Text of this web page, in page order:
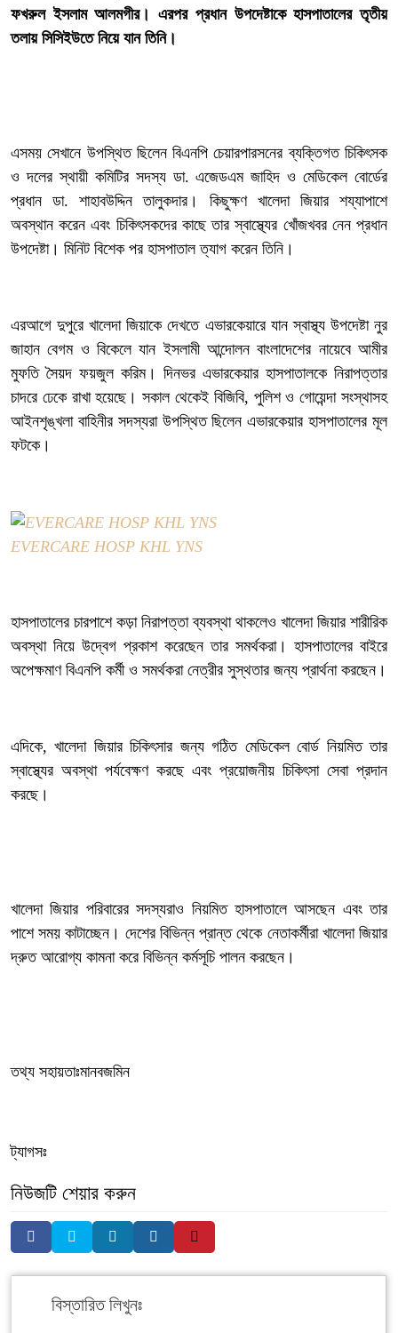
ফখরুল ইসলাম আলমগীর। এরপর প্রধান উপদেষ্টাকে হাসপাতালের তৃতীয়
তলায় সিসিইউতে নিয়ে যান তিনি।
‎এসময় সেখানে উপস্থিত ছিলেন বিএনপি চেয়ারপারসনের ব্যক্তিগত চিকিৎসক
ও দলের স্থায়ী কমিটির সদস্য ডা. এজেডএম জাহিদ ও মেডিকেল বোর্ডের
প্রধান ডা. শাহাবউদ্দিন তালুকদার। কিছুক্ষণ খালেদা জিয়ার শয্যাপাশে
অবস্থান করেন এবং চিকিৎসকদের কাছে তার স্বাস্থ্যের খোঁজখবর নেন প্রধান
উপদেষ্টা। মিনিট বিশেক পর হাসপাতাল ত্যাগ করেন তিনি।
‎এরআগে দুপুরে খালেদা জিয়াকে দেখতে এভারকেয়ারে যান স্বাস্থ্য উপদেষ্টা নুর
জাহান বেগম ও বিকেলে যান ইসলামী আন্দোলন বাংলাদেশের নায়েবে আমীর
মুফতি সৈয়দ ফয়জুল করিম। দিনভর এভারকেয়ার হাসপাতালকে নিরাপত্তার
চাদরে ঢেকে রাখা হয়েছে। সকাল থেকেই বিজিবি, পুলিশ ও গোয়েন্দা সংস্থাসহ
আইনশৃঙ্খলা বাহিনীর সদস্যরা উপস্থিত ছিলেন এভারকেয়ার হাসপাতালের মূল
ফটকে।
EVERCARE HOSP KHL YNS
‎হাসপাতালের চারপাশে কড়া নিরাপত্তা ব্যবস্থা থাকলেও খালেদা জিয়ার শারীরিক
অবস্থা নিয়ে উদ্বেগ প্রকাশ করেছেন তার সমর্থকরা। হাসপাতালের বাইরে
অপেক্ষমাণ বিএনপি কর্মী ও সমর্থকরা নেত্রীর সুস্থতার জন্য প্রার্থনা করছেন।
‎এদিকে, খালেদা জিয়ার চিকিৎসার জন্য গঠিত মেডিকেল বোর্ড নিয়মিত তার
স্বাস্থ্যের অবস্থা পর্যবেক্ষণ করছে এবং প্রয়োজনীয় চিকিৎসা সেবা প্রদান
করছে।
‎খালেদা জিয়ার পরিবারের সদস্যরাও নিয়মিত হাসপাতালে আসছেন এবং তার
পাশে সময় কাটাচ্ছেন। দেশের বিভিন্ন প্রান্ত থেকে নেতাকর্মীরা খালেদা জিয়ার
দ্রুত আরোগ্য কামনা করে বিভিন্ন কর্মসূচি পালন করছেন।
তথ্য সহায়তাঃমানবজমিন
ট্যাগসঃ
নিউজটি শেয়ার করুন
বিস্তারিত লিখুনঃ